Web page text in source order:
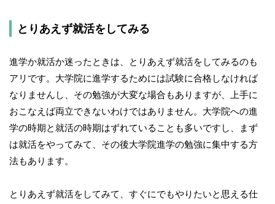
とりあえず就活をしてみる
進学か就活か迷ったときは、とりあえず就活をしてみるのも
アリです。大学院に進学するためには試験に合格しなければ
なりませんし、その勉強が大変な場合もありますが、上手に
おこなえば両立できないわけではありません。大学院への進
学の時期と就活の時期はずれていることも多いですし、まず
は就活をやってみて、その後大学院進学の勉強に集中する方
法もあります。
とりあえず就活をしてみて、すぐにでもやりたいと思える仕